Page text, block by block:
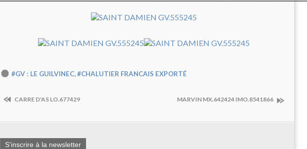
#GV : LE GUILVINEC,#CHALUTIER FRANCAIS EXPORTÉ
CARRE D'AS LO.677429 MARVIN MX.642424 IMO.8541866
S'inscrire à la newsletter